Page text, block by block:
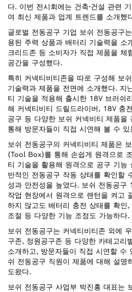
다. 이번 전시회에는 건축∙건설 관련
여 최신 제품과 업계 트렌드를 소개했
글로벌 전동공구 기업 보쉬 전동공구
용된 주력 상품과 배터리 기술력을 소
크리드존 등 소비자가 직접 제품을 체
공간을 구성했다.
특히 커넥티비티존을 따로 구성해 보
기술력과 제품을 전면에 소개했다. 지
티 기술을 적용해 출시한 18V 브러쉬
해 커넥티비티 드릴드라이버, 18V 충
공구 등 다양한 보쉬 커넥비티 제품을
통해 방문자들이 직접 시연해 볼 수
보쉬 전동공구의 커넥티비티 제품은
(Tool Box)를 통해 손쉽게 원격으로
티 기술을 활용해 원격으로 공구 기능
반적인 전동공구 작동 상태를 확인할
성과 안전성을 높였다. 보쉬 전동공구
작업 현장에서 원격으로 랜턴을 켜고
하지 않고도 배터리 충전 상태를 확인
조절 등 다양한 기능 조정도 가능하다.
보쉬 전동공구는 커넥티비티존 외에
구존, 정원공구존 등 다양한 카테고리
소개하고, 방문자들이 직접 시연할 수
쉬 전동공구 직원이 제품에 대해 설명
도왔다.
보쉬 전동공구 사업부 박진홍 대표는